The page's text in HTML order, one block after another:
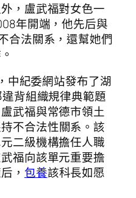
，盧武福對女色一
年開端，他先后與
合法關系，還幫她們
中紀委網站發布了湖
背組織規律典範題
武福與常德市領土
不合法性關系。該
二級機構擔任人職
福向該單元重要擔
， 包養該科長如愿